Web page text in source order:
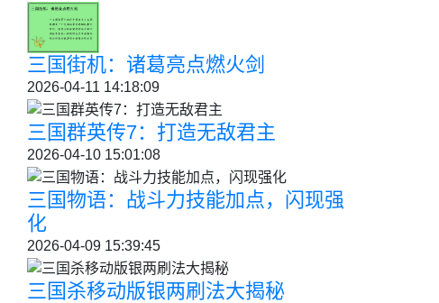
三国街机：诸葛亮点燃火剑
2026-04-11 14:18:09
三国群英传7：打造无敌君主
2026-04-10 15:01:08
三国物语：战斗力技能加点，闪现强
化
2026-04-09 15:39:45
三国杀移动版银两刷法大揭秘